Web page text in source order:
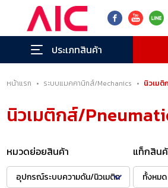
ประเภทสินค้า
หน้าแรก • ระบบแมคคานิกส์/Mechanics • นิวเมติ
นิวเมติกส์/
หมวดย่อยสินค้า
อุปกรณ์ระบบความดัน/นิวเมติก
แท็กสิน
ทั้งหมด